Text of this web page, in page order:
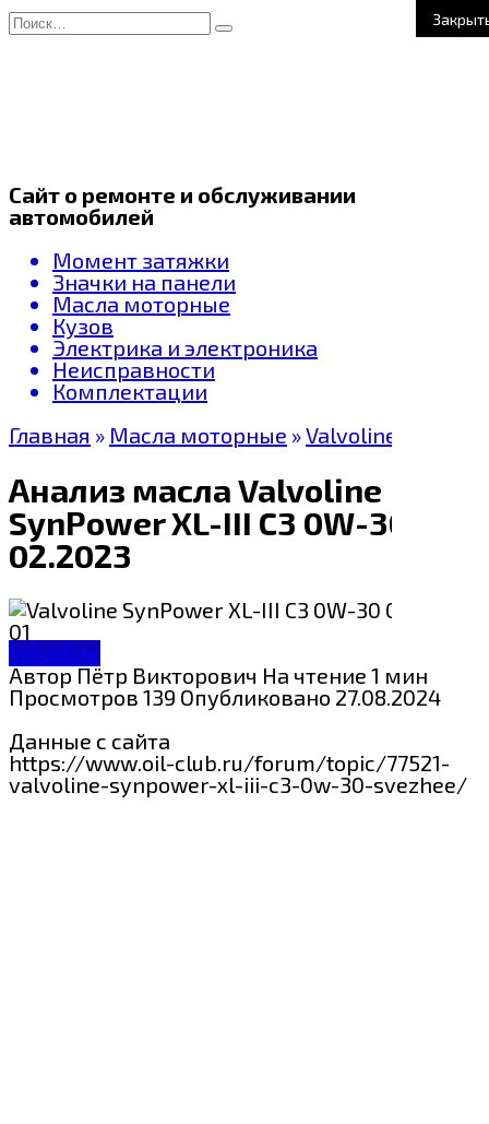
Перейти
к
Search
for:
Сайт о ремонте и обслуживании
автомобилей
Момент затяжки
Значки на панели
Масла моторные
Кузов
Электрика и электроника
Неисправности
Комплектации
Главная » Масла моторные »Valvoline
Анализ масла Valvoline
SynPower XL-III C3 0W-30
02.2023
Valvoline
АвторПётр Викторович На чтение 1 мин
Просмотров 139 Опубликовано 27.08.2024
Данные с сайта
https://www.oil-club.ru/forum/topic/77521-
valvoline-synpower-xl-iii-c3-0w-30-svezhee/